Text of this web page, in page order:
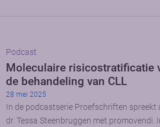
Podcast
Moleculaire risicostratificatie
de behandeling van CLL
28 mei 2025
In de podcastserie Proefschriften spreekt
dr. Tessa Steenbruggen met promovendi.